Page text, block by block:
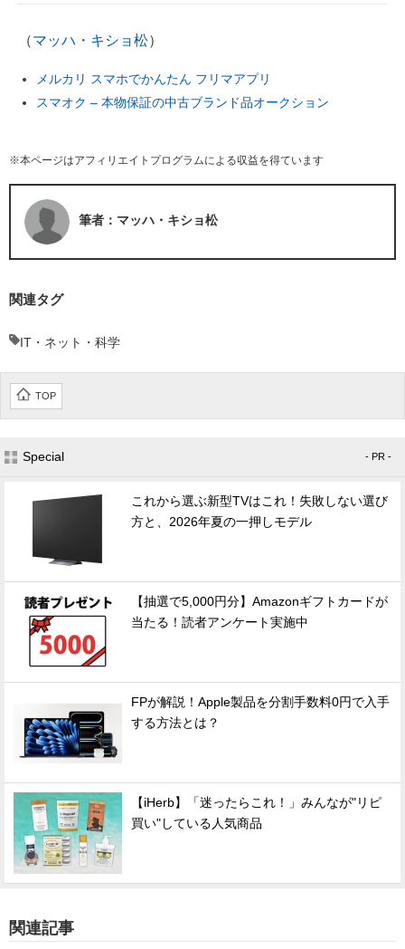
（マッハ・キショ松）
メルカリ スマホでかんたん フリマアプリ
スマオク – 本物保証の中古ブランド品オークション
※本ページはアフィリエイトプログラムによる収益を得ています
筆者：マッハ・キショ松
関連タグ
IT・ネット・科学
TOP
Special - PR -
これから選ぶ新型TVはこれ！失敗しない選び
方と、2026年夏の一押しモデル
【抽選で5,000円分】Amazonギフトカードが
当たる！読者アンケート実施中
FPが解説！Apple製品を分割手数料0円で入手
する方法とは？
【iHerb】「迷ったらこれ！」みんなが"リピ
買い"している人気商品
関連記事